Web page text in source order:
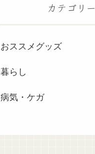
カテゴリー
おススメグッズ
暮らし
病気・ケガ